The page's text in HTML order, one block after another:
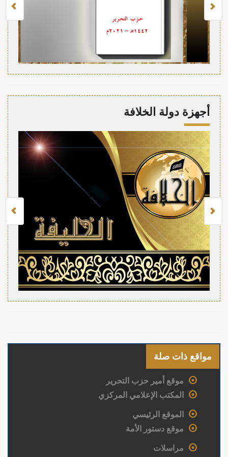
أجهزة دولة الخلافة
مواقع ذات صلة
موقع أمير حزب التحرير
المكتب الإعلامي المركزي
الموقع الرئيسي
موقع دستور الأمة
مراسلات